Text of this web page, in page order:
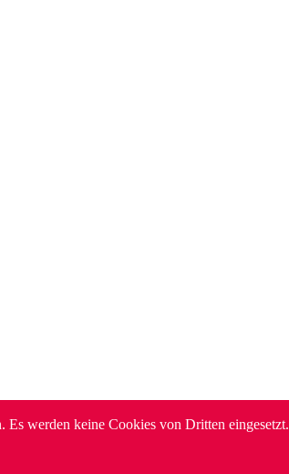
Es werden keine Cookies von Dritten eingesetzt.